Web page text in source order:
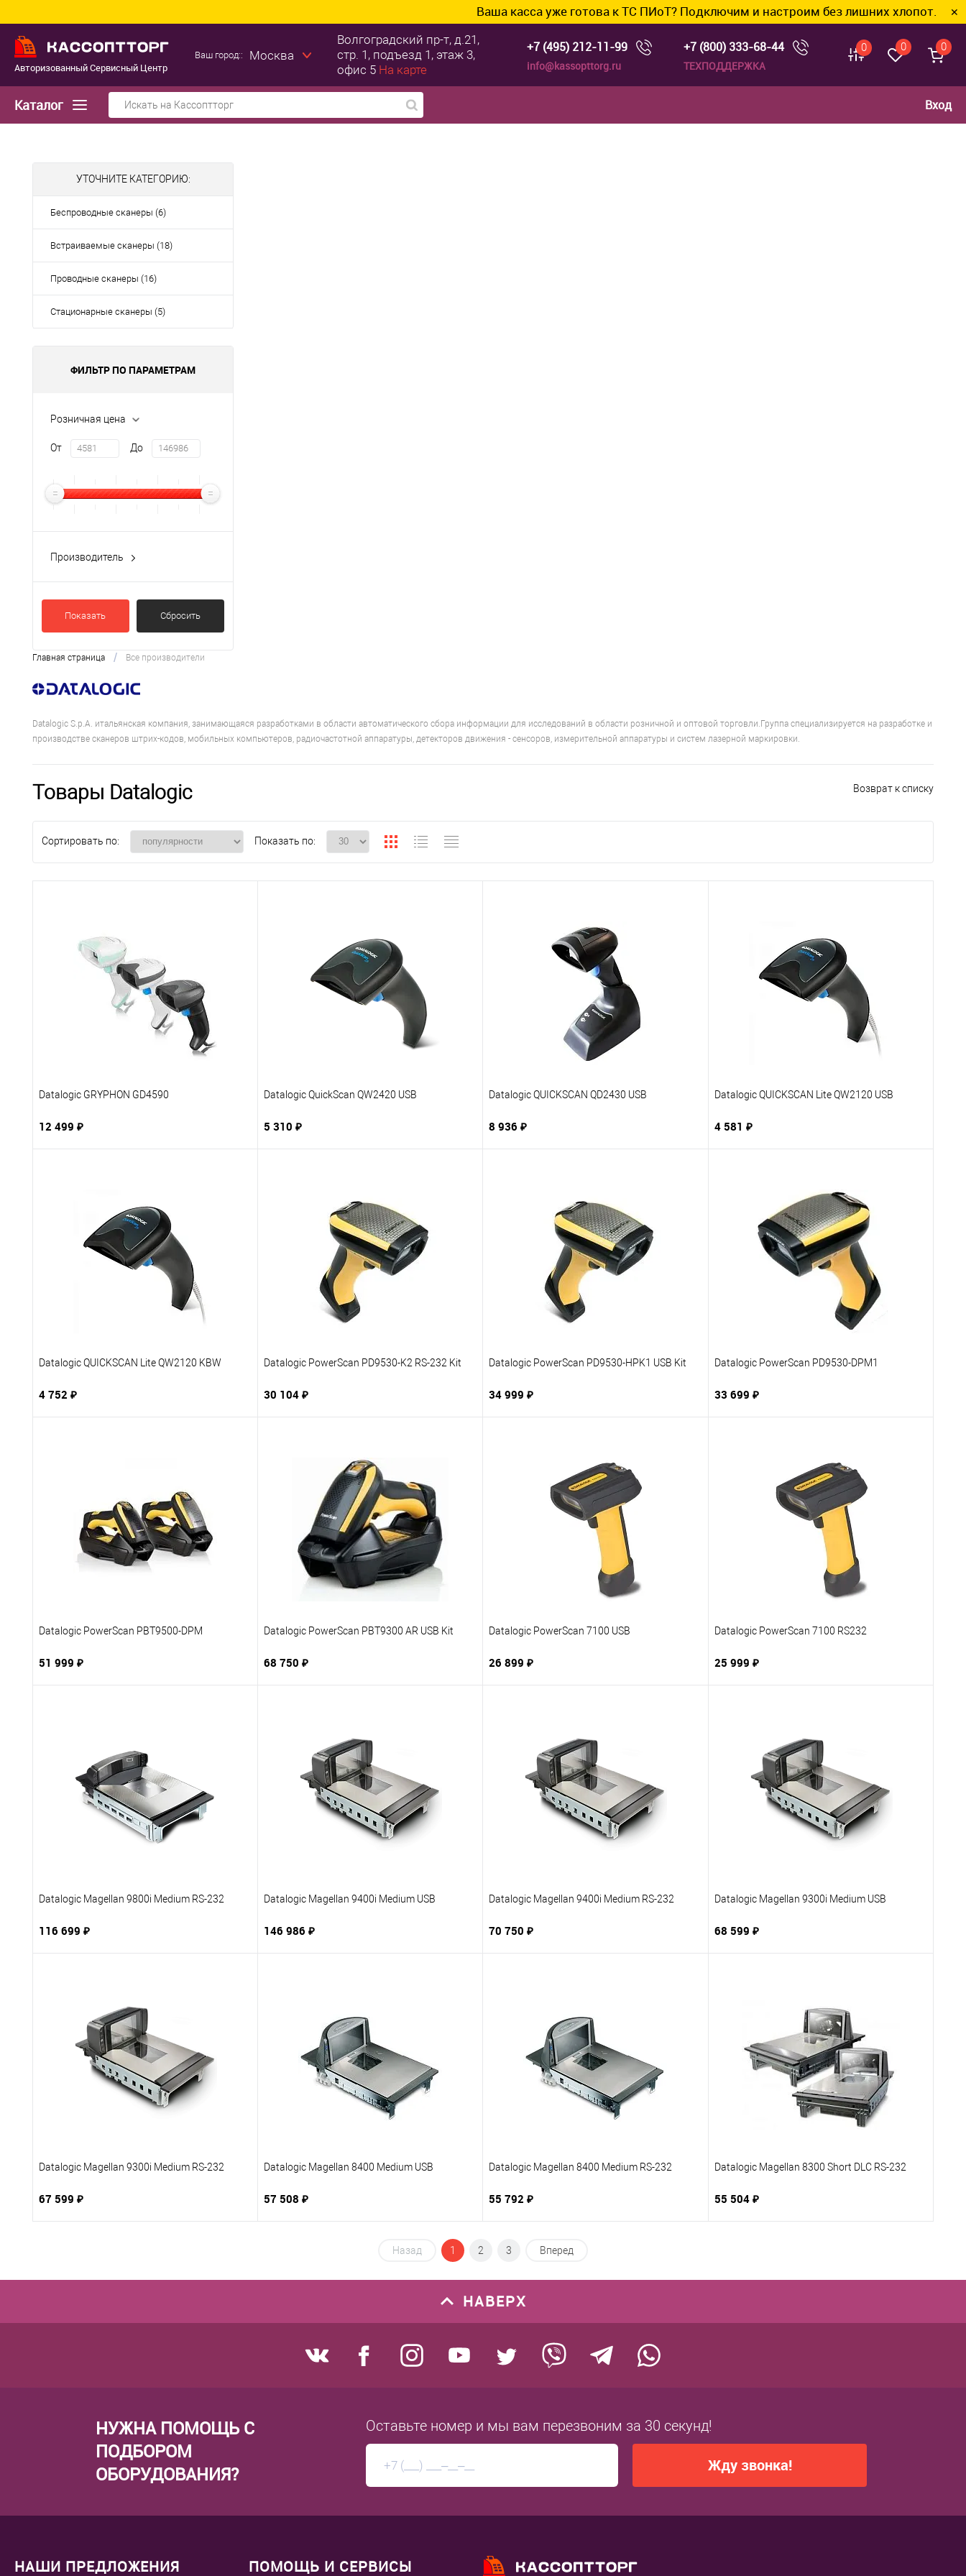
Ваша касса уже готова к ТС ПИоТ? Подключим и настроим без лишних хлопот. ✕
Авторизованный Сервисный Центр
Ваш город:: Москва
Волгоградский пр-т, д.21,
стр. 1, подъезд 1, этаж 3,
офис 5 На карте
+7 (495) 212-11-99
info@kassopttorg.ru
+7 (800) 333-68-44
ТЕХПОДДЕРЖКА
0 0 0
Каталог Вход
УТОЧНИТЕ КАТЕГОРИЮ:
Беспроводные сканеры (6)
Встраиваемые сканеры (18)
Проводные сканеры (16)
Стационарные сканеры (5)
ФИЛЬТР ПО ПАРАМЕТРАМ
Розничная цена
От До
Производитель
Показать Сбросить
Главная страница / Все производители
Datalogic S.p.A. итальянская компания, занимающаяся разработками в области автоматического сбора информации для исследований в области розничной и оптовой торговли.Группа специализируется на разработке и
производстве сканеров штрих-кодов, мобильных компьютеров, радиочастотной аппаратуры, детекторов движения - сенсоров, измерительной аппаратуры и систем лазерной маркировки.
Возврат к списку
Товары Datalogic
Сортировать по: Показать по:
Datalogic GRYPHON GD4590
12 499 ₽
К сравнению
Под заказ
Datalogic QuickScan QW2420 USB
5 310 ₽
Купить в 1 клик
К сравнению
В избранное
Под заказ
Datalogic QUICKSCAN QD2430 USB
8 936 ₽
Купить в 1 клик
К сравнению
В избранное
Под заказ
Datalogic QUICKSCAN Lite QW2120 USB
4 581 ₽
Купить в 1 клик
К сравнению
В избранное
Под заказ
Datalogic QUICKSCAN Lite QW2120 KBW
4 752 ₽
Под заказ
Datalogic PowerScan PD9530-K2 RS-232 Kit
30 104 ₽
Купить в 1 клик
К сравнению
Под заказ
Datalogic PowerScan PD9530-HPK1 USB Kit
34 999 ₽
Купить в 1 клик
К сравнению
В избранное
Под заказ
Datalogic PowerScan PD9530-DPM1
33 699 ₽
Купить в 1 клик
К сравнению
В избранное
Под заказ
Datalogic PowerScan PBT9500-DPM
51 999 ₽
К сравнению
Datalogic PowerScan PBT9300 AR USB Kit
68 750 ₽
Купить в 1 клик
К сравнению
Datalogic PowerScan 7100 USB
26 899 ₽
Купить в 1 клик
К сравнению
Datalogic PowerScan 7100 RS232
25 999 ₽
Купить в 1 клик
К сравнению
Datalogic Magellan 9800i Medium RS-232
116 699 ₽
Купить в 1 клик
К сравнению
Datalogic Magellan 9400i Medium USB
146 986 ₽
К сравнению
Datalogic Magellan 9400i Medium RS-232
70 750 ₽
К сравнению
Datalogic Magellan 9300i Medium USB
68 599 ₽
К сравнению
В избранное
Под заказ
Datalogic Magellan 9300i Medium RS-232
67 599 ₽
Купить в 1 клик
В избранное
Datalogic Magellan 8400 Medium USB
57 508 ₽
Купить в 1 клик
В избранное
Datalogic Magellan 8400 Medium RS-232
55 792 ₽
Купить в 1 клик
К сравнению
В избранное
Datalogic Magellan 8300 Short DLC RS-232
55 504 ₽
Купить в 1 клик
В избранное
Назад 1 2 3 Вперед
НАВЕРХ
НУЖНА ПОМОЩЬ С
ПОДБОРОМ
ОБОРУДОВАНИЯ?
Оставьте номер и мы вам перезвоним за 30 секунд!
Жду звонка!
НАШИ ПРЕДЛОЖЕНИЯ ПОМОЩЬ И СЕРВИСЫ